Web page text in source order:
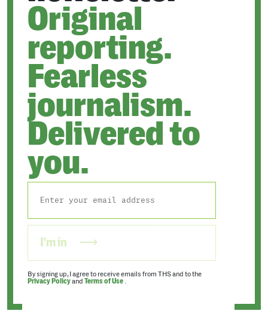
Original
reporting.
Fearless
journalism.
Delivered to
you.
I'm in
By signing up, I agree to receive emails from THS and to the
Privacy Policyand Terms of Use .